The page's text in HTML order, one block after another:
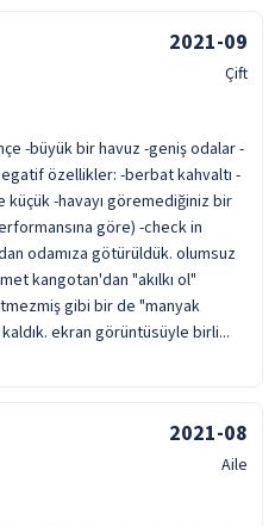
2021-09
Çift
-büyük bir havuz -geniş odalar -
özellikler: -berbat kahvaltı -
-havayı göremediğiniz bir
göre) -check in
odamıza götürüldük. olumsuz
kangotan'dan "akılkı ol"
gibi bir de "manyak
ekran görüntüsüyle birli...
2021-08
Aile